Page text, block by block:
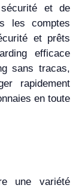
et de
les comptes
et prêts
efficace
sans tracas,
rapidement
en toute
une variété